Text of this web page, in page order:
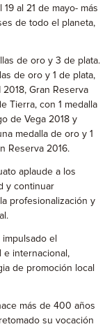
al 21 de mayo- más
de todo el planeta,
de oro y 3 de plata.
de oro y 1 de plata,
Gran Reserva
Tierra, con 1 medalla
de Vega 2018 y
medalla de oro y 1
Reserva 2016.
aplaude a los
y continuar
profesionalización y
impulsado el
e internacional,
de promoción local
más de 400 años
su vocación